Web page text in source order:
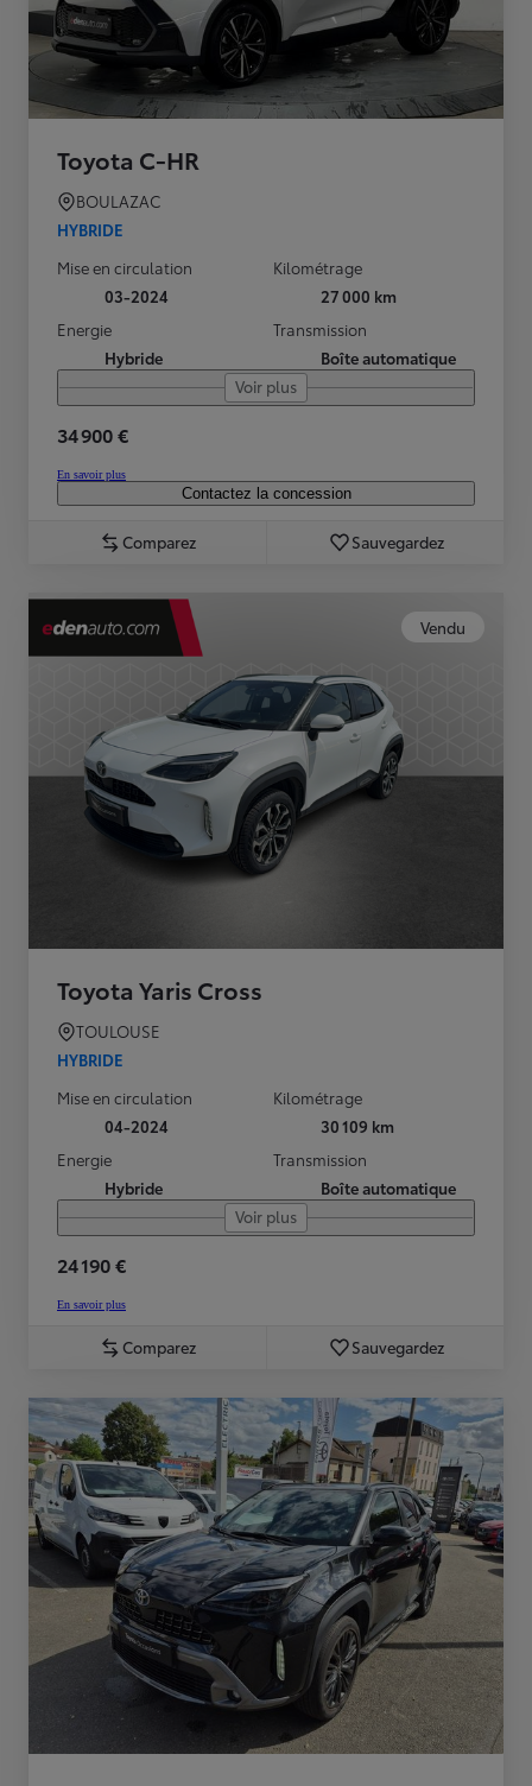
Toyota C-HR
BOULAZAC
HYBRIDE
Mise en circulation
03-2024
Kilométrage
27 000 km
Energie
Hybride
Transmission
Boîte automatique
Voir plus
34 900 €
En savoir plus
Contactez la concession
Comparez Sauvegardez
Vendu
Toyota Yaris Cross
TOULOUSE
HYBRIDE
Mise en circulation
04-2024
Kilométrage
30 109 km
Energie
Hybride
Transmission
Boîte automatique
Voir plus
24 190 €
En savoir plus
Comparez Sauvegardez